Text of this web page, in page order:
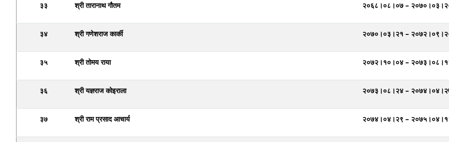
३३ श्री तारानाथ गौतम २०६८।०८।०७ –
३४ श्री गणेशराज कार्की २०७०।०३।२१ –
३५ श्री तोमय राया २०७२।१०।०४ –
३६ श्री यज्ञराज कोइराला २०७३।०८।२४ –
३७ श्री राम प्रसाद आचार्य २०७४।०४।२९ –